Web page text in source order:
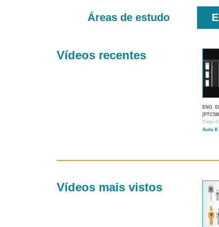
Áreas de estudo
Vídeos recentes
ENG.
Diego
Aula 8
Vídeos mais vistos